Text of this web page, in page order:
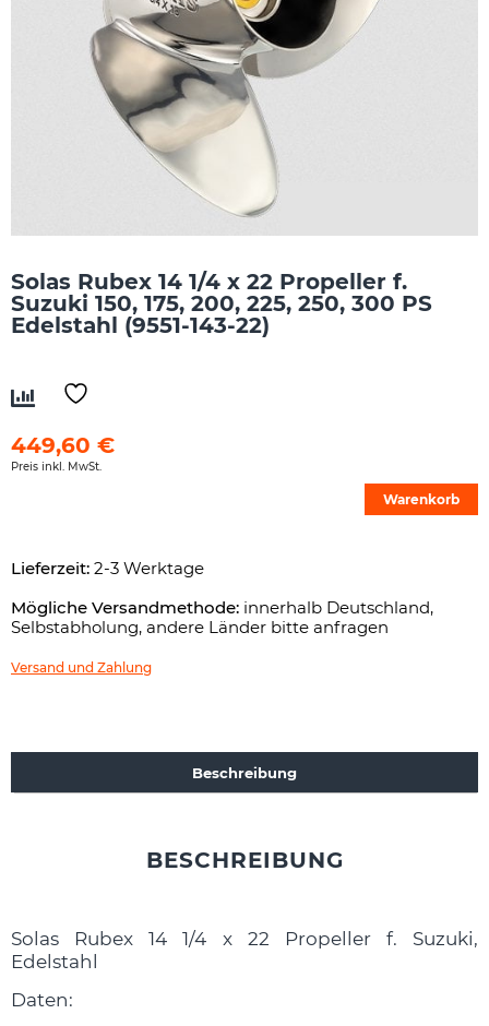
Solas Rubex 14 1/4 x 22 Propeller f.
Suzuki 150, 175, 200, 225, 250, 300 PS
Edelstahl (9551-143-22)
449,60 €
Preis inkl. MwSt.
1/4
22
Propeller
Suzuki
225,
300
Warenkorb
Lieferzeit: 2-3 Werktage
Mögliche Versandmethode: innerhalb Deutschland,
Selbstabholung, andere Länder bitte anfragen
Versand und Zahlung
Beschreibung
BESCHREIBUNG
Solas Rubex 14 1/4 x 22 Propeller f. Suzuki,
Edelstahl
Daten: